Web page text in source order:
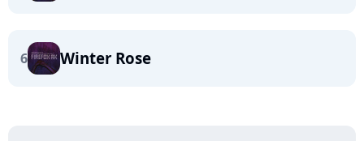
6 Winter Rose